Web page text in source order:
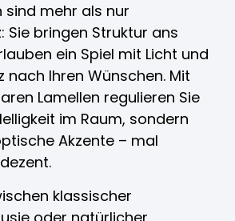
sind mehr als nur
Sie bringen Struktur ans
ein Spiel mit Licht und
nach Ihren Wünschen. Mit
Lamellen regulieren Sie
im Raum, sondern
Akzente – mal
klassischer